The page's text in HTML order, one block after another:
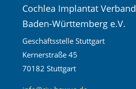
Cochlea Implantat Verband
Baden-Württemberg e.V.
Geschäftsstelle Stuttgart
Kernerstraße 45
70182 Stuttgart